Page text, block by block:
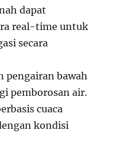
dapat
real-time untuk
secara
pengairan bawah
pemborosan air.
cuaca
kondisi